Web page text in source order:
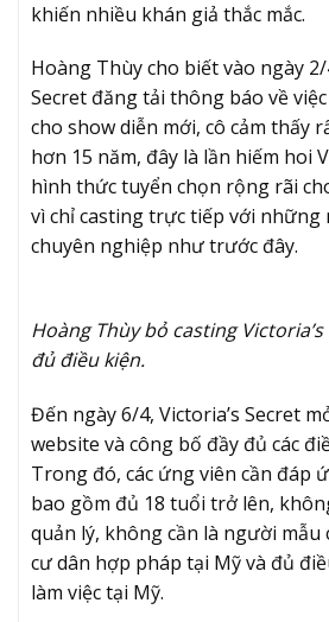
khiến nhiều khán giả thắc mắc.
Hoàng Thùy cho biết vào ngày 2/
Secret đăng tải thông báo về
cho show diễn mới, cô cảm thấy
hơn 15 năm, đây là lần hiếm hoi
hình thức tuyển chọn rộng rãi
vì chỉ casting trực tiếp với những
chuyên nghiệp như trước đây.
Hoàng Thùy bỏ casting
đủ điều kiện.
Đến ngày 6/4, Victoria’s Secret
website và công bố đầy đủ các
Trong đó, các ứng viên cần đáp
bao gồm đủ 18 tuổi trở lên,
quản lý, không cần là người mẫu
cư dân hợp pháp tại Mỹ và đủ
làm việc tại Mỹ.